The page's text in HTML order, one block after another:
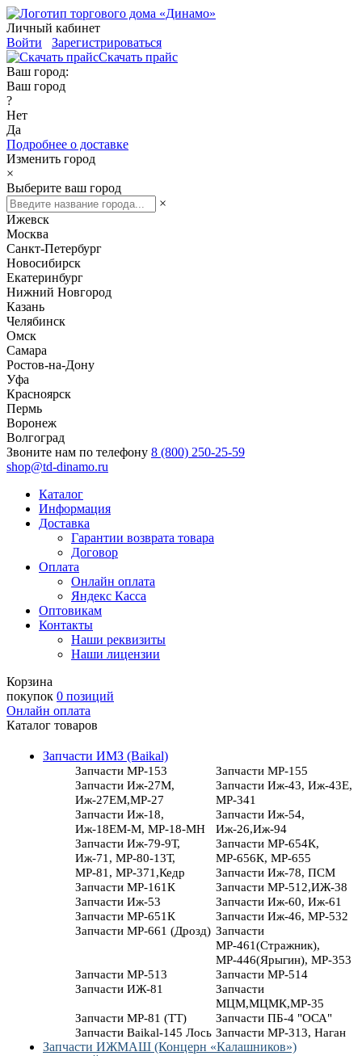
Личный кабинет
Войти
Зарегистрироваться
Скачать прайс
Ваш город:
Ваш город
?
Нет
Да
Подробнее о доставке
Изменить город
×
Выберите ваш город
×
Ижевск
Москва
Санкт-Петербург
Новосибирск
Екатеринбург
Нижний Новгород
Казань
Челябинск
Омск
Самара
Ростов-на-Дону
Уфа
Красноярск
Пермь
Воронеж
Волгоград
Звоните нам по телефону 8 (800) 250-25-59
shop@td-dinamo.ru
Каталог
Информация
Доставка
Гарантии возврата товара
Договор
Оплата
Онлайн оплата
Яндекс Касса
Оптовикам
Контакты
Наши реквизиты
Наши лицензии
Корзина
покупок 0 позиций
Онлайн оплата
Каталог товаров
Запчасти ИМЗ (Baikal)
Запчасти МР-153
Запчасти МР-155
Запчасти Иж-27М,
Иж-27ЕМ,МР-27
Запчасти Иж-43, Иж-43Е,
МР-341
Запчасти Иж-18,
Иж-18ЕМ-М, МР-18-МН
Запчасти Иж-54,
Иж-26,Иж-94
Запчасти Иж-79-9Т,
Иж-71, МР-80-13Т,
МР-81, МР-371,Кедр
Запчасти МР-654К,
МР-656К, МР-655
Запчасти Иж-78, ПСМ
Запчасти МР-161К
Запчасти МР-512,ИЖ-38
Запчасти Иж-53
Запчасти Иж-60, Иж-61
Запчасти МР-651К
Запчасти Иж-46, МР-532
Запчасти МР-661 (Дрозд) Запчасти
МР-461(Стражник),
МР-446(Ярыгин), МР-353
Запчасти МР-513
Запчасти МР-514
Запчасти ИЖ-81
Запчасти
МЦМ,МЦМК,МР-35
Запчасти МР-81 (ТТ)
Запчасти ПБ-4 "ОСА"
Запчасти Baikal-145 Лось Запчасти МР-313, Наган
Запчасти ИЖМАШ (Концерн «Калашников»)